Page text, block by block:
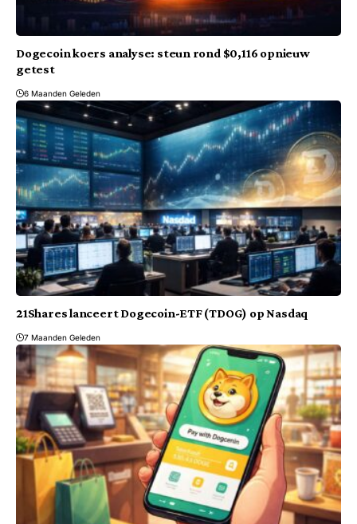
Dogecoin koers analyse: steun rond $0,116 opnieuw
getest
6 Maanden Geleden
21Shares lanceert Dogecoin-ETF (TDOG) op Nasdaq
7 Maanden Geleden